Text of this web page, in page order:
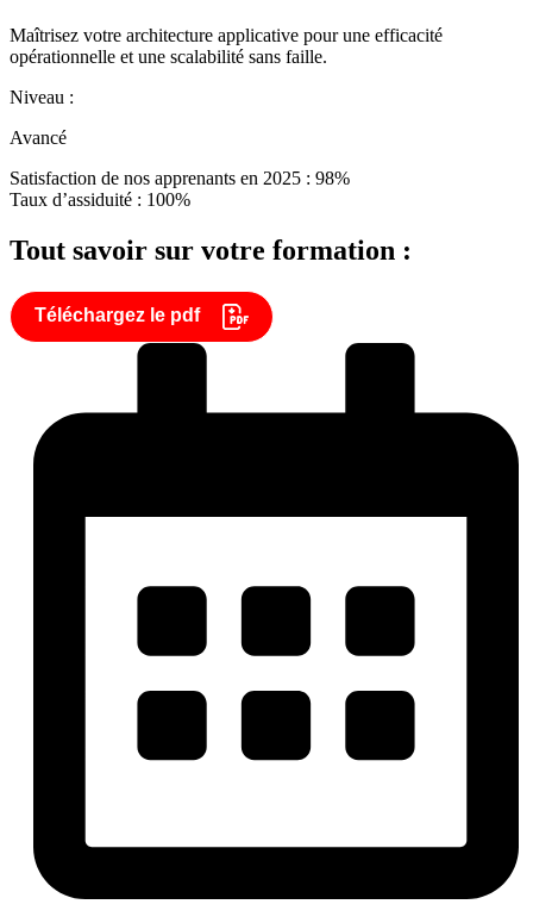
Maîtrisez votre architecture applicative pour une efficacité
opérationnelle et une scalabilité sans faille.
Niveau :
Avancé
Satisfaction de nos apprenants en 2025 : 98%
Taux d’assiduité : 100%
Tout savoir sur votre formation :
Téléchargez le pdf